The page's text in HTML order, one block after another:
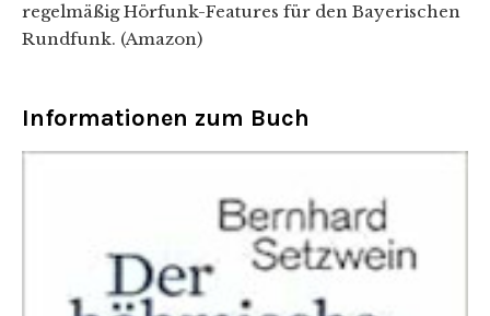
regelmäßig Hörfunk-Features für den Bayerischen
Rundfunk. (Amazon)
Informationen zum Buch